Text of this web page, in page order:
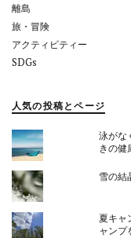
離島
旅・冒険
アクティビティー
SDGs
人気の投稿とページ
泳がな
きの健
雪の結
夏キャ
ャンプ